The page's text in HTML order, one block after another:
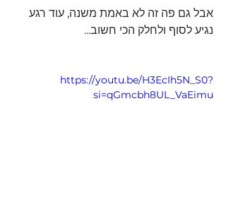
אבל גם פה זה לא באמת משנה, עוד רגע
נגיע לסוף ולחלק הכי חשוב...
https://youtu.be/H3EcIh5N_S0?
si=qGmcbh8UL_VaEimu